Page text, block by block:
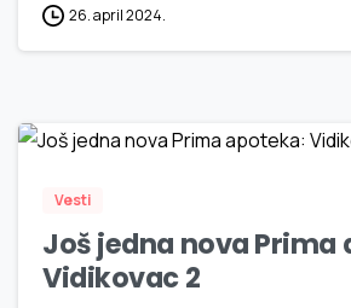
26. april 2024.
Vesti
Još jedna nova Prima
Vidikovac 2